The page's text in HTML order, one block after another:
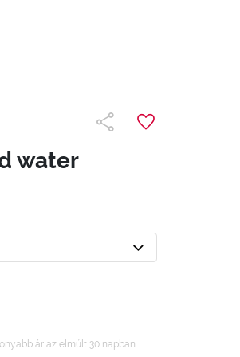
water
ár az elmúlt 30 napban